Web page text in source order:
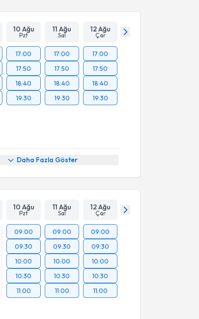
10 Ağu
Pzt
11 Ağu
Sal
12 Ağu
Çar
17:00
17:50
18:40
19:30
17:00
17:50
18:40
19:30
17:00
17:50
18:40
19:30
Daha Fazla Göster
10 Ağu
Pzt
11 Ağu
Sal
12 Ağu
Çar
09:00
09:30
10:00
10:30
11:00
09:00
09:30
10:00
10:30
11:00
09:00
09:30
10:00
10:30
11:00